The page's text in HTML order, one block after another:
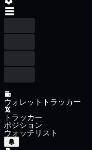
ウォレットトラッカー
トラッカー
ポジション
ウォッチリスト